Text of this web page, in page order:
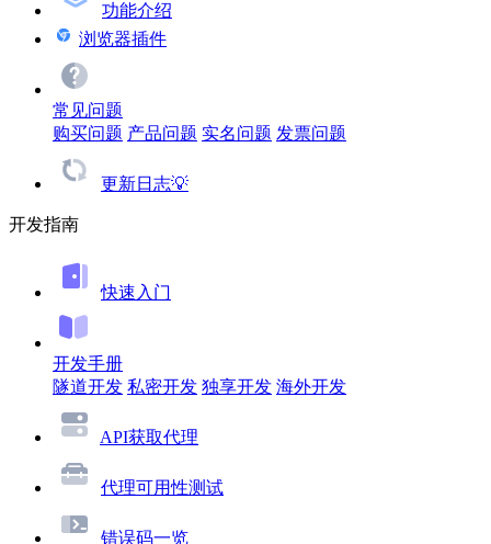
功能介绍
浏览器插件
常见问题
购买问题 产品问题 实名问题 发票问题
更新日志💡
开发指南
快速入门
开发手册
隧道开发 私密开发 独享开发 海外开发
API获取代理
代理可用性测试
错误码一览